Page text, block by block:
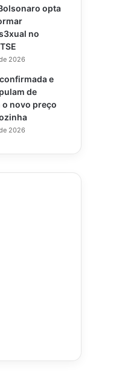
opta
no
2026
e
de
novo preço
2026